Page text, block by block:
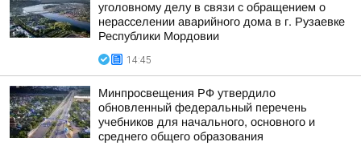
уголовному делу в связи с обращением о
нерасселении аварийного дома в г. Рузаевке
Республики Мордовии
14:45
Минпросвещения РФ утвердило
обновленный федеральный перечень
учебников для начального, основного и
среднего общего образования